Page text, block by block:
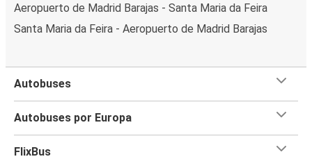
Aeropuerto de Madrid Barajas - Santa Maria da Feira
Santa Maria da Feira - Aeropuerto de Madrid Barajas
Autobuses
Autobuses por Europa
FlixBus